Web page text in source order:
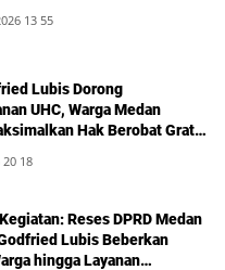
13 55
Lubis Dorong
UHC, Warga Medan
Hak Berobat Gratis
20 18
Reses DPRD Medan
Lubis Beberkan
hingga Layanan